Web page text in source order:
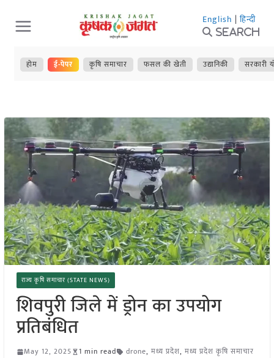
Skip
to
content
English | हिन्दी
Search
होम ई-पेपर कृषि समाचार फसल की खेती उद्यानिकी सरकारी
राज्य कृषि समाचार (STATE NEWS)
शिवपुरी जिले में ड्रोन का उपयोग
प्रतिबंधित
May 12, 2025 1 min read drone, मध्य प्रदेश, मध्य प्रदेश कृषि समाचार